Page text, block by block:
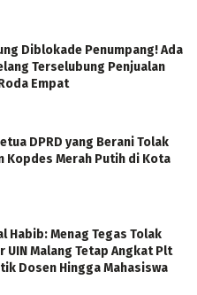
Diblokade Penumpang! Ada
Terselubung Penjualan
Empat
DPRD yang Berani Tolak
Kopdes Merah Putih di Kota
Habib: Menag Tegas Tolak
UIN Malang Tetap Angkat Plt
Dosen Hingga Mahasiswa